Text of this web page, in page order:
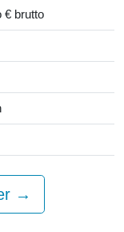
€ brutto
→